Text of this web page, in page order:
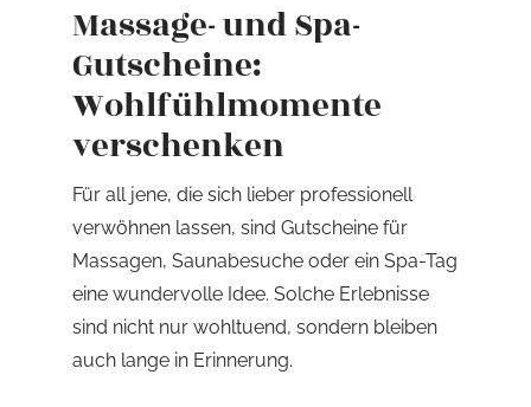
Massage- und Spa-
Gutscheine:
Wohlfühlmomente
verschenken
Für all jene, die sich lieber professionell
verwöhnen lassen, sind Gutscheine für
Massagen, Saunabesuche oder ein Spa-Tag
eine wundervolle Idee. Solche Erlebnisse
sind nicht nur wohltuend, sondern bleiben
auch lange in Erinnerung.